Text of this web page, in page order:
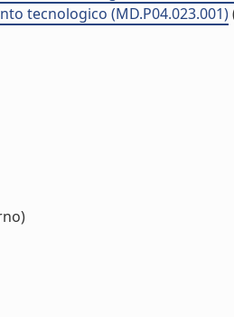
tecnologico (MD.P04.023.001)